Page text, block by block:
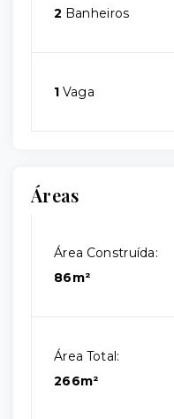
2 Banheiros
1 Vaga
Áreas
Área Construída:
86m²
Área Total:
266m²